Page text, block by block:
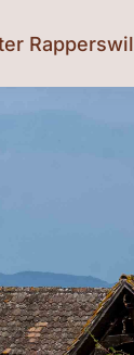
Rapperswil